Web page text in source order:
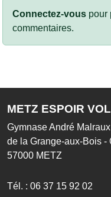
Connectez-vous pour
commentaires.
METZ ESPOIR
Gymnase André
de la Grange-aux-Bois -
57000 METZ
Tél. : 06 37 15 92 02